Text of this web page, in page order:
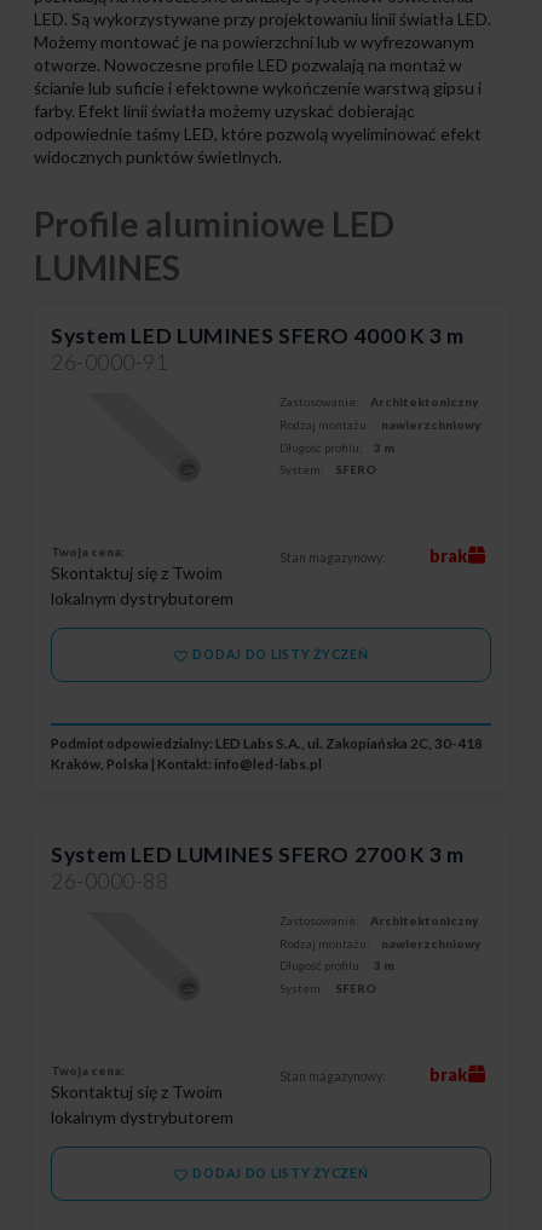
LED. Są wykorzystywane przy projektowaniu linii światła LED.
Możemy montować je na powierzchni lub w wyfrezowanym
otworze. Nowoczesne profile LED pozwalają na montaż w
ścianie lub suficie i efektowne wykończenie warstwą gipsu i
farby. Efekt linii światła możemy uzyskać dobierając
odpowiednie taśmy LED, które pozwolą wyeliminować efekt
widocznych punktów świetlnych.
Profile aluminiowe LED
LUMINES
System LED LUMINES SFERO 4000 K 3 m
26-0000-91
Zastosowanie:
Architektoniczny
Rodzaj montażu:
nawierzchniowy
Długość profilu:
3 m
System:
SFERO
Twoja cena:
Skontaktuj się z Twoim
lokalnym dystrybutorem
Stan magazynowy: brak
DODAJ DO LISTY ŻYCZEŃ
Podmiot odpowiedzialny: LED Labs S.A., ul. Zakopiańska 2C, 30-418
Kraków, Polska | Kontakt: info@led-labs.pl
System LED LUMINES SFERO 2700 K 3 m
26-0000-88
Zastosowanie:
Architektoniczny
Rodzaj montażu:
nawierzchniowy
Długość profilu:
3 m
System:
SFERO
Twoja cena:
Skontaktuj się z Twoim
lokalnym dystrybutorem
Stan magazynowy: brak
DODAJ DO LISTY ŻYCZEŃ